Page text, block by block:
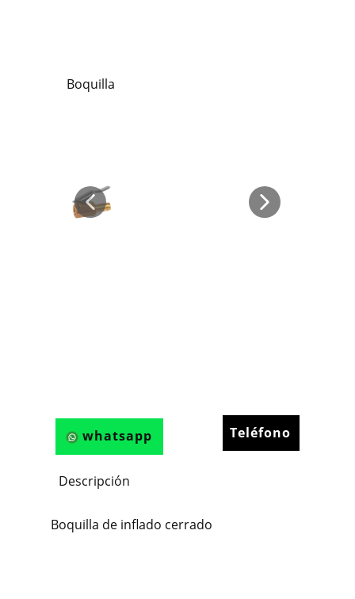
Boquilla
whatsapp Teléfono
Descripción
Boquilla de inflado cerrado